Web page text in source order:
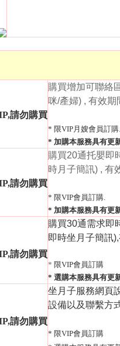
購買增加可聯絡
咪/產婦) , 有效期
* 限VIP月嫂會員訂購.
* 加購本服務具有更
購買20通托嬰即
時月子簡訊) , 有
* 限VIP會員訂購.
* 加購本服務具有更
購買30通需求即
即時坐月子簡訊
* 限VIP會員訂購
* 選購本服務具有更
坐月子服務網頁
設備以及聯繫方
* 限VIP會員訂購